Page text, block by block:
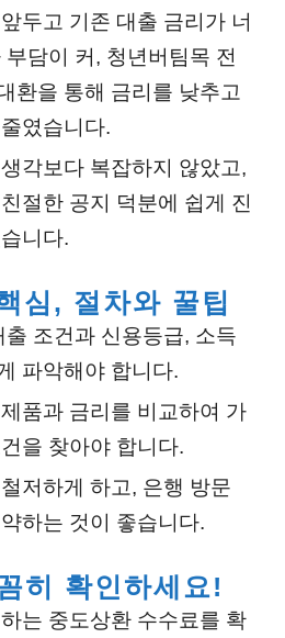
두고 기존 대출 금리가 너
담이 커, 청년버팀목 전
환을 통해 금리를 낮추고
였습니다.
각보다 복잡하지 않았고,
절한 공지 덕분에 쉽게 진
니다.
심, 절차와 꿀팁
출 조건과 신용등급, 소득
파악해야 합니다.
품과 금리를 비교하여 가
을 찾아야 합니다.
저하게 하고, 은행 방문
하는 것이 좋습니다.
히 확인하세요!
는 중도상환 수수료를 확